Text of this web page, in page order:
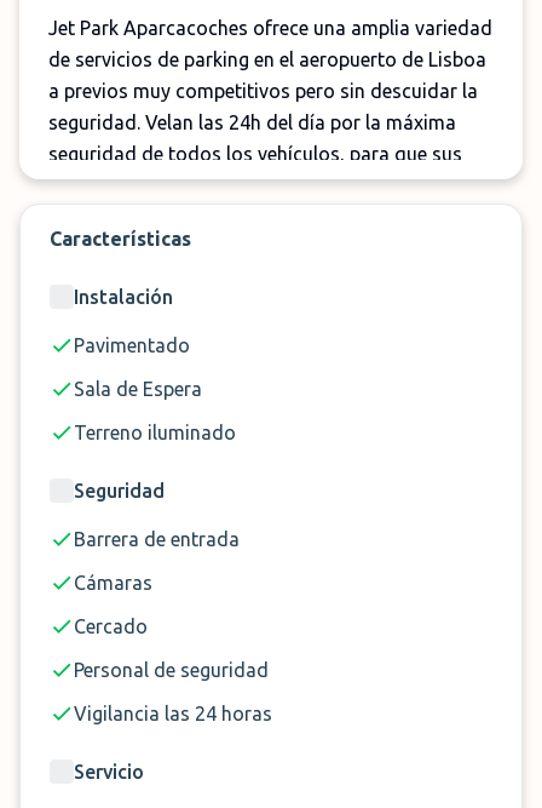
Jet Park Aparcacoches ofrece una amplia variedad
de servicios de parking en el aeropuerto de Lisboa
a previos muy competitivos pero sin descuidar la
seguridad. Velan las 24h del día por la máxima
seguridad de todos los vehículos, para que sus
clientes viajen con toda la tranquilidad y disfruten
parking en el aeropuerto de Lisboa
📏Distancia
Características
Instalación
Pavimentado
Sala de Espera
Terreno iluminado
Seguridad
Barrera de entrada
Cámaras
Cercado
Personal de seguridad
Vigilancia las 24 horas
Servicio